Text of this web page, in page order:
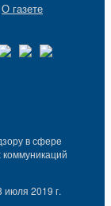
О газете
в сфере
2019 г.